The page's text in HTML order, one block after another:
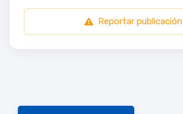
Reportar publicación